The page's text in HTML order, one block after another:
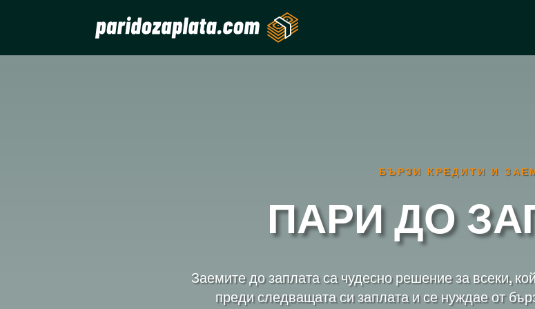
БЪРЗИ КРЕДИТИ И
ПАРИ ДО
Заемите до заплата са чудесно решение за всеки,
преди следващата си заплата и се нуждае от